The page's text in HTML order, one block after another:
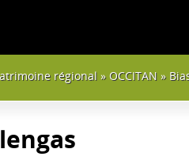
régional » OCCITAN »
lengas